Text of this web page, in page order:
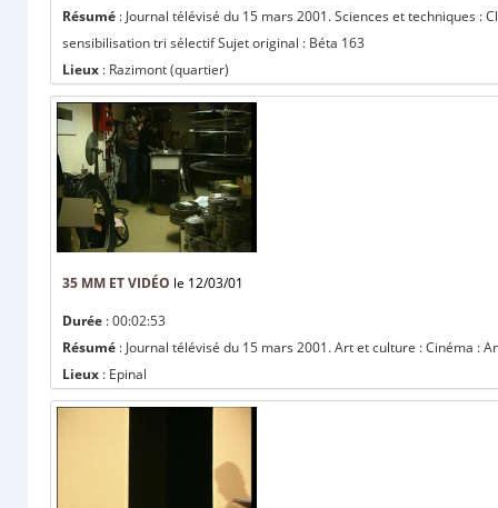
Résumé : Journal télévisé du 15 mars 2001. Sciences et techniques
sensibilisation tri sélectif Sujet original : Béta 163
Lieux : Razimont (quartier)
35 MM ET VIDÉO le 12/03/01
Durée : 00:02:53
Résumé : Journal télévisé du 15 mars 2001. Art et culture : Cinéma :
Lieux : Epinal